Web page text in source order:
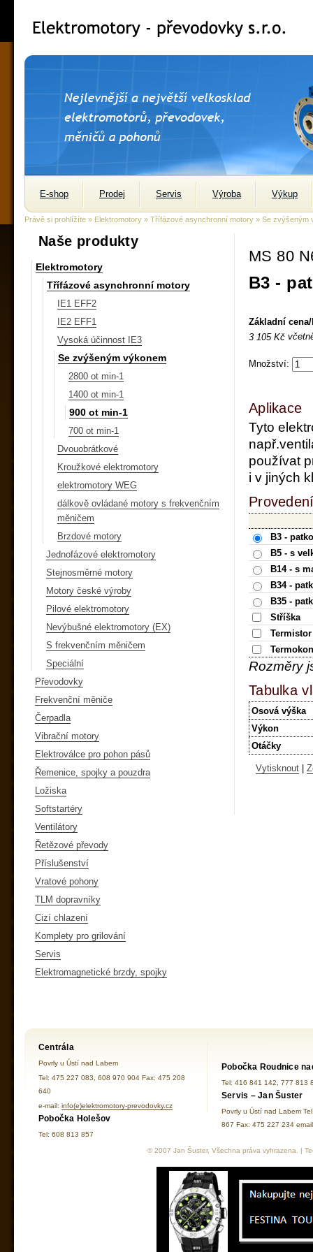
E-shop Prodej Servis Výroba Výkup
Právě si prohlížíte » Elektromotory » Třífázové asynchronní motory » Se zvýšeným
Naše produkty
Elektromotory
Třífázové asynchronní motory
IE1 EFF2
IE2 EFF1
Vysoká účinnost IE3
Se zvýšeným výkonem
2800 ot min-1
1400 ot min-1
900 ot min-1
700 ot min-1
Dvouobrátkové
Kroužkové elektromotory
elektromotory WEG
dálkově ovládané motory s frekvenčním
měničem
Brzdové motory
Jednofázové elektromotory
Stejnosměrné motory
Motory české výroby
Pilové elektromotory
Nevýbušné elektromotory (EX)
S frekvenčním měničem
Speciální
Převodovky
Frekvenční měniče
Čerpadla
Vibrační motory
Elektroválce pro pohon pásů
Řemenice, spojky a pouzdra
Ložiska
Softstartéry
Ventilátory
Řetězové převody
Příslušenství
Vratové pohony
TLM dopravníky
Cizí chlazení
Komplety pro grilování
Servis
Elektromagnetické brzdy, spojky
MS 80
B3 -
Základní
3 105 Kč
Množství:
Aplikace
Tyto
používat
i v jiných
B3 -
B5 - s
B14 - s
B34 -
B35 -
Stříška
Termistor
Rozměry
Tabulka
Osová výška
Výkon
Otáčky
Vytisknout
Centrála
Povrly u Ústí nad Labem
Tel: 475 227 083, 608 970 904 Fax: 475 208
640
e-mail: info(e)elektromotory-prevodovky.cz
Pobočka Holešov
Tel: 608 813 857
Pobočka Roudnice
Tel: 416 841 142, 777 813
Servis – Jan Šuster
Povrly u Ústí nad Labem
867 Fax: 475 227 234
© 2007 Jan Šuster, Všechna práva vyhrazena. |